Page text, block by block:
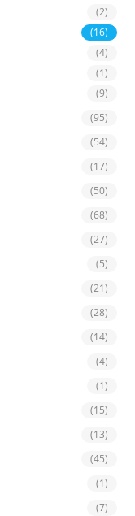
(2)
(16)
(4)
(1)
(9)
(95)
(54)
(17)
(50)
(68)
(27)
(5)
(21)
(28)
(14)
(4)
(1)
(15)
(13)
(45)
(1)
(7)